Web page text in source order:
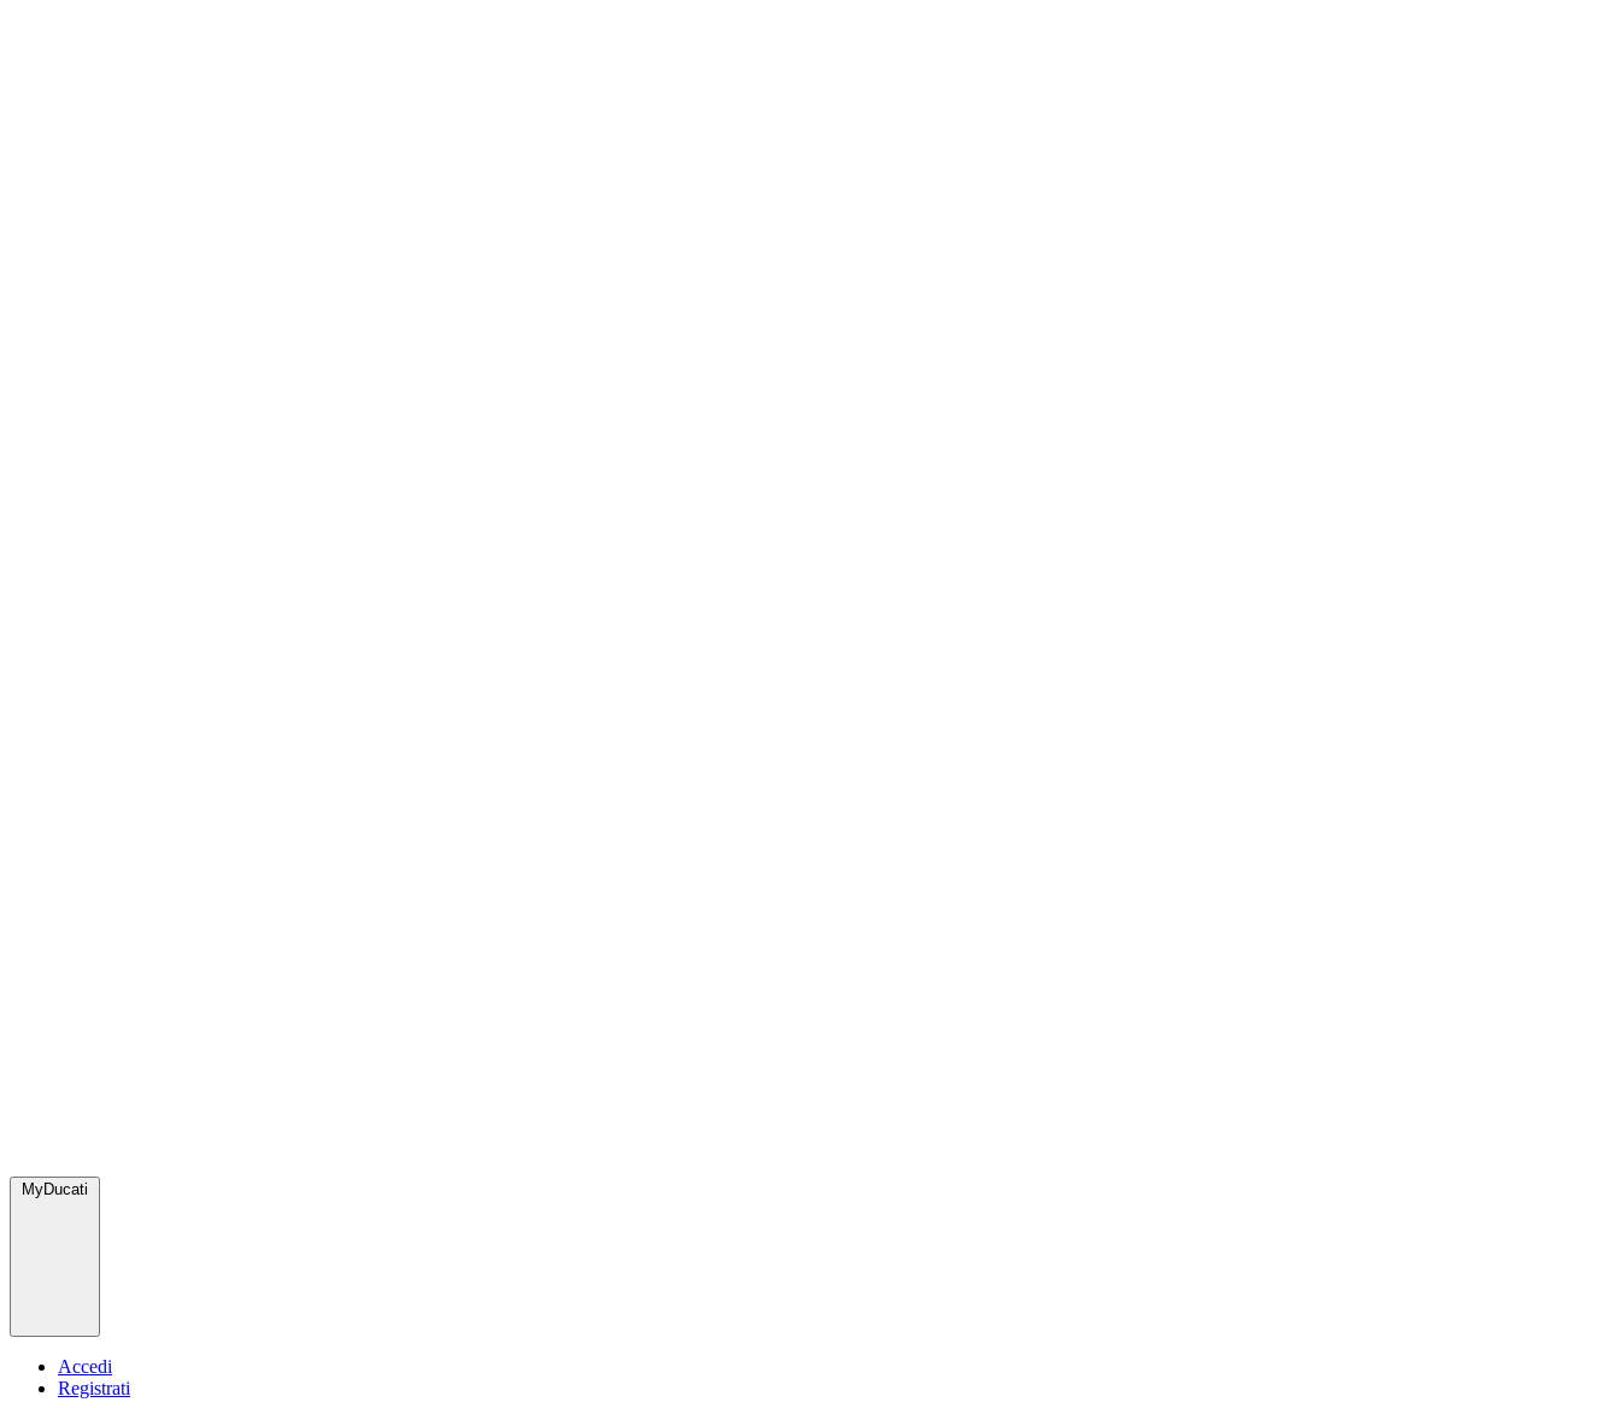
MyDucati
Accedi
Registrati